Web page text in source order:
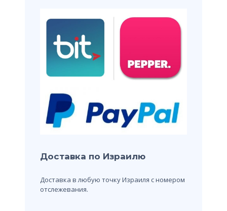
Доставка по Израилю
Доставка в любую точку Израиля с номером
отслежевания.